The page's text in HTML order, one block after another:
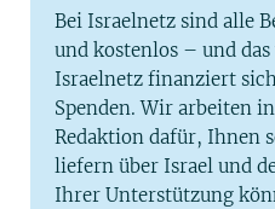
Bei Israelnetz sind alle
und kostenlos – und
Israelnetz finanziert
Spenden. Wir arbeiten
Redaktion dafür, Ihnen
liefern über Israel und
Ihrer Unterstützung